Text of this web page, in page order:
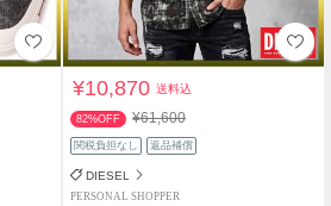
¥10,870送料込
82%OFF ¥61,600
関税負担なし 返品補償
DIESEL
PERSONAL SHOPPER